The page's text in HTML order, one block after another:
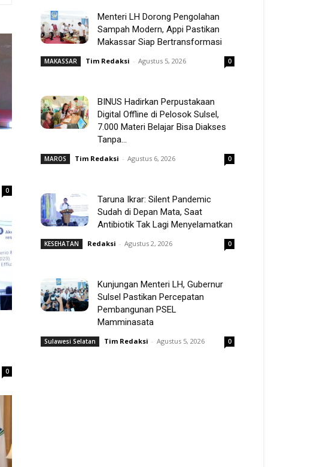
0
0
Menteri LH Dorong Pengolahan
Sampah Modern, Appi Pastikan
Makassar Siap Bertransformasi
MAKASSAR Tim Redaksi - Agustus 5, 2026 0
BINUS Hadirkan Perpustakaan
Digital Offline di Pelosok Sulsel,
7.000 Materi Belajar Bisa Diakses
Tanpa...
MAROS Tim Redaksi - Agustus 6, 2026 0
Taruna Ikrar: Silent Pandemic
Sudah di Depan Mata, Saat
Antibiotik Tak Lagi Menyelamatkan
KESEHATAN Redaksi - Agustus 2, 2026 0
Kunjungan Menteri LH, Gubernur
Sulsel Pastikan Percepatan
Pembangunan PSEL
Mamminasata
Sulawesi Selatan Tim Redaksi - Agustus 5, 2026 0